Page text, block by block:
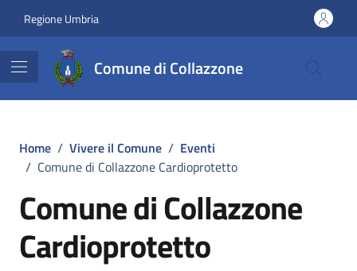
Regione Umbria
Comune di Collazzone
Home / Vivere il Comune / Eventi
/ Comune di Collazzone Cardioprotetto
Comune di Collazzone
Cardioprotetto